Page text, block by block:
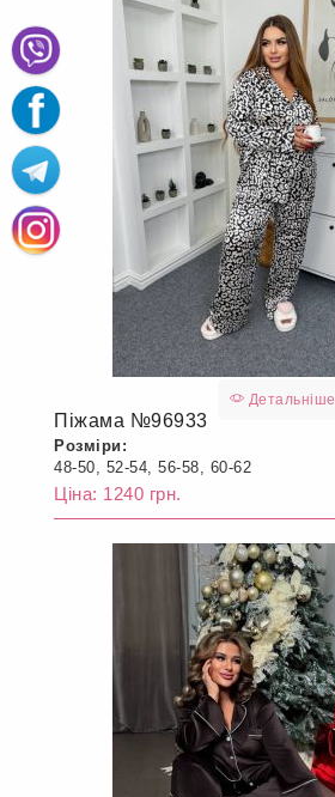
Детальніше
Піжама №96933
Розміри:
48-50, 52-54, 56-58, 60-62
Ціна: 1240 грн.